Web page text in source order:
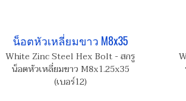
น็อตหัวเหลี่ยมขาว M8x35
White Zinc Steel Hex Bolt - สกรู
น็อตหัวเหลี่ยมขาว M8x1.25x35
(เบอร์12)